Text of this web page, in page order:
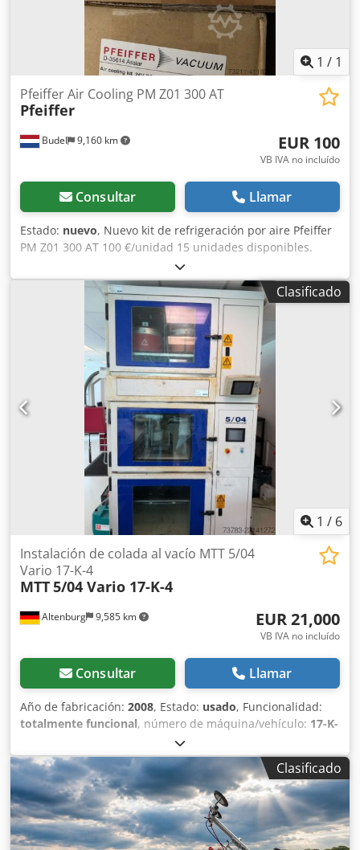
1 / 1
Budel 9,160 km
Pfeiffer Air Cooling PM Z01 300 AT
Pfeiffer
EUR 100
VB IVA no incluído
Consultar Llamar
Estado: nuevo, Nuevo kit de refrigeración por aire Pfeiffer
PM Z01 300 AT 100 €/unidad 15 unidades disponibles.
Clasificado
1 / 6
Altenburg 9,585 km
Instalación de colada al vacío MTT 5/04
Vario 17-K-4
MTT5/04 Vario 17-K-4
EUR 21,000
VB IVA no incluído
Consultar Llamar
Año de fabricación: 2008, Estado: usado, Funcionalidad:
totalmente funcional, número de máquina/vehículo: 17-K-
, Paquete completo que consta de: 1 x MTT 5/04 VARIO
17-K-4 (en funcionamiento) 1 x MTT 5/04 VARIO 17-K-4
(como fuente de piezas de repuesto) 2 x Cámaras de
secado con recirculación de aire VGO 710 SR Se vende un
sistema completo de colada al vacío que consta de una
máquina de colada al vacío MTT tipo 5/04 VARIO 17-K-4 en
funcionamiento, una máquina idéntica como fuente de
Clasificado